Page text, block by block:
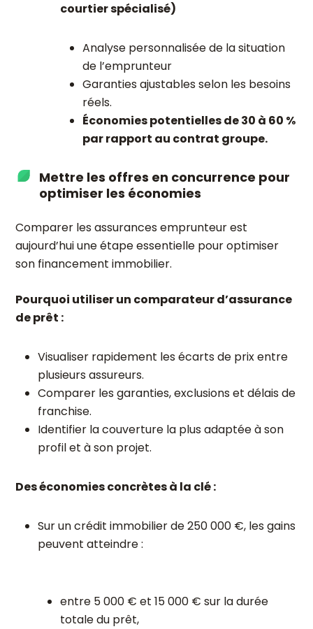
courtier spécialisé)
Analyse personnalisée de la situation
de l’emprunteur
Garanties ajustables selon les besoins
réels.
Économies potentielles de 30 à 60 %
par rapport au contrat groupe.
Mettre les offres en concurrence pour
optimiser les économies
Comparer les assurances emprunteur est
aujourd’hui une étape essentielle pour optimiser
son financement immobilier.
Pourquoi utiliser un comparateur d’assurance
de prêt :
Visualiser rapidement les écarts de prix entre
plusieurs assureurs.
Comparer les garanties, exclusions et délais de
franchise.
Identifier la couverture la plus adaptée à son
profil et à son projet.
Des économies concrètes à la clé :
Sur un crédit immobilier de 250 000 €, les gains
peuvent atteindre :
entre 5 000 € et 15 000 € sur la durée
totale du prêt,